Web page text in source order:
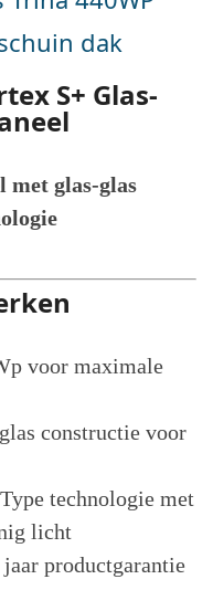
dak
S+ Glas-
met glas-glas
voor maximale
constructie voor
technologie met
licht
jaar productgarantie